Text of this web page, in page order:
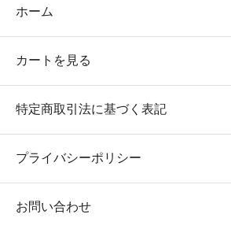
ホーム
カートを見る
特定商取引法に基づく表記
プライバシーポリシー
お問い合わせ